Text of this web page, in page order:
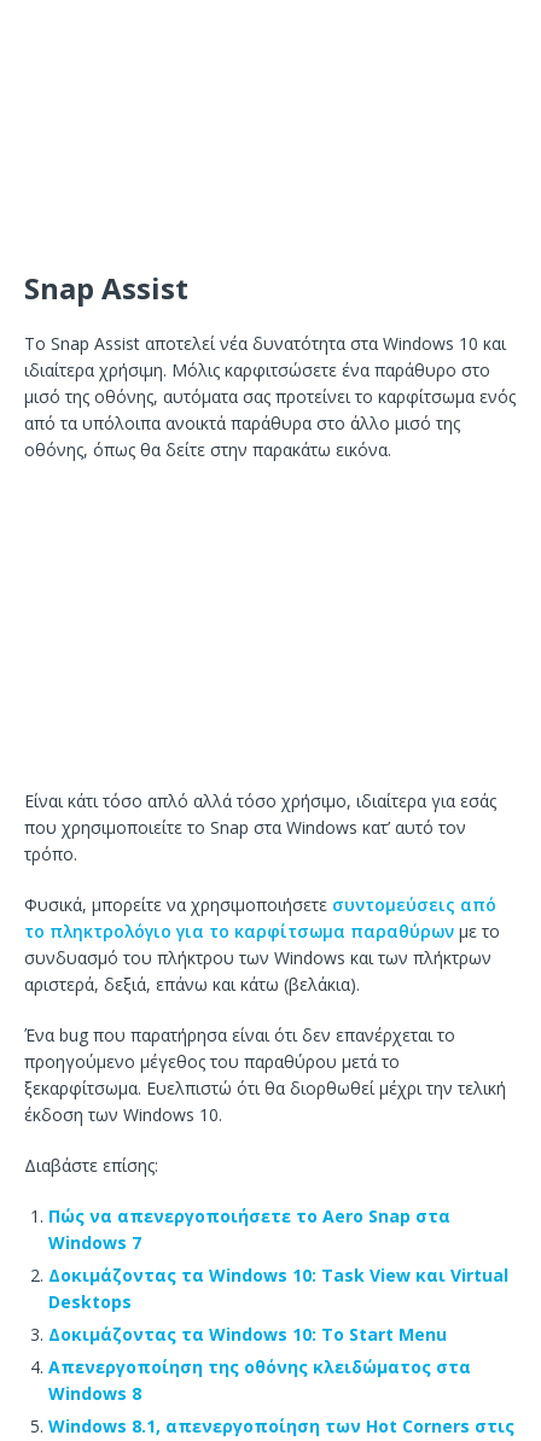
Snap Assist
Το Snap Assist αποτελεί νέα δυνατότητα στα Windows 10 και
ιδιαίτερα χρήσιμη. Μόλις καρφιτσώσετε ένα παράθυρο στο
μισό της οθόνης, αυτόματα σας προτείνει το καρφίτσωμα ενός
από τα υπόλοιπα ανοικτά παράθυρα στο άλλο μισό της
οθόνης, όπως θα δείτε στην παρακάτω εικόνα.
Είναι κάτι τόσο απλό αλλά τόσο χρήσιμο, ιδιαίτερα για εσάς
που χρησιμοποιείτε το Snap στα Windows κατ’ αυτό τον
τρόπο.
Φυσικά, μπορείτε να χρησιμοποιήσετε συντομεύσεις από
το πληκτρολόγιο για το καρφίτσωμα παραθύρων με το
συνδυασμό του πλήκτρου των Windows και των πλήκτρων
αριστερά, δεξιά, επάνω και κάτω (βελάκια).
Ένα bug που παρατήρησα είναι ότι δεν επανέρχεται το
προηγούμενο μέγεθος του παραθύρου μετά το
ξεκαρφίτσωμα. Ευελπιστώ ότι θα διορθωθεί μέχρι την τελική
έκδοση των Windows 10.
Διαβάστε επίσης:
Πώς να απενεργοποιήσετε το Aero Snap στα
Windows 7
Δοκιμάζοντας τα Windows 10: Task View και Virtual
Desktops
Δοκιμάζοντας τα Windows 10: Το Start Menu
Απενεργοποίηση της οθόνης κλειδώματος στα
Windows 8
Windows 8.1, απενεργοποίηση των Hot Corners στις